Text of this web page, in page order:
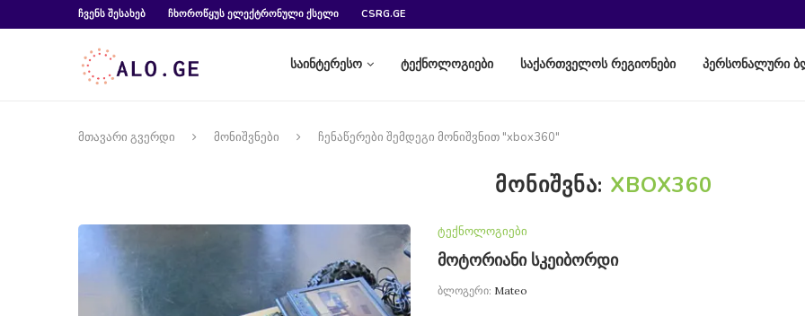
ᲩᲕᲔᲜᲡ ᲨᲔᲡᲐᲮᲔᲑ ᲩᲮᲝᲠᲝᲬᲧᲣᲡ ᲔᲚᲔᲥᲢᲠᲝᲜᲣᲚᲘ ᲥᲡᲔᲚᲘ CSRG.GE
საინტერესო ტექნოლოგიები საქართველოს რეგიონები პერსონალური
მთავარი გვერდი მონიშვნები ჩენაწერები შემდეგი მონიშვნით "xbox360"
ᲛᲝᲜᲘᲨᲕᲜᲐ: XBOX360
ტექნოლოგიები
მოტორიანი სკეიბორდი
ბლოგერი: Mateo